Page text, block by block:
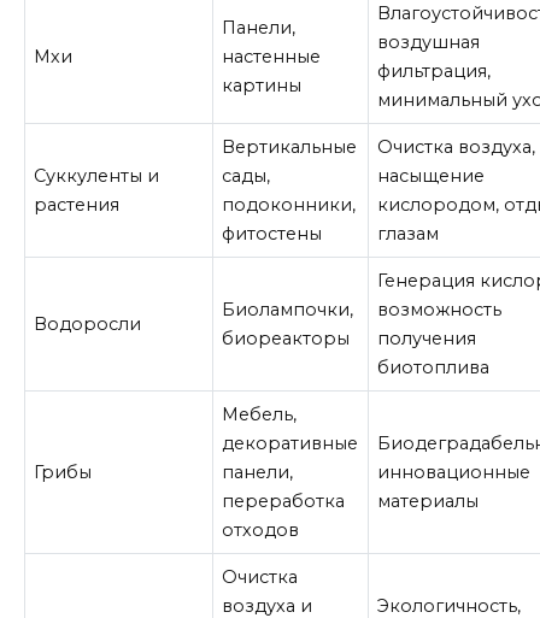
Мхи
Панели,
настенные
картины
воздушная
фильтрация,
минимальный
Суккуленты и
растения
Вертикальные
сады,
подоконники,
фитостены
Очистка воздуха,
насыщение
кислородом,
глазам
Водоросли
Биолампочки,
биореакторы
Генерация
возможность
получения
биотоплива
Грибы
Мебель,
декоративные
панели,
переработка
отходов
инновационные
материалы
Очистка
воздуха и
Экологичность,